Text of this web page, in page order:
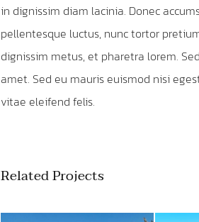
in dignissim diam lacinia. Donec
pellentesque luctus, nunc tortor
dignissim metus, et pharetra lorem.
amet. Sed eu mauris euismod nisi
vitae eleifend felis.
Related Projects